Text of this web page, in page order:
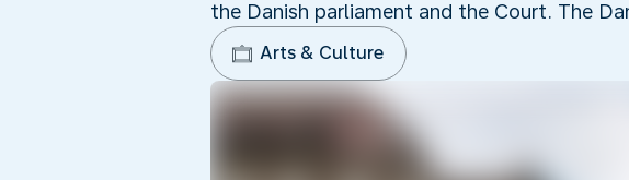
the Danish parliament and the Court. The
Arts & Culture